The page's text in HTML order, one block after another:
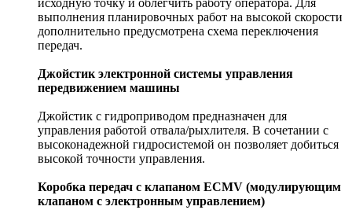
исходную точку и облегчить работу оператора. Для
выполнения планировочных работ на высокой скорости
дополнительно предусмотрена схема переключения
передач.
Джойстик электронной системы управления
передвижением машины
Джойстик с гидроприводом предназначен для
управления работой отвала/рыхлителя. В сочетании с
высоконадежной гидросистемой он позволяет добиться
высокой точности управления.
Коробка передач с клапаном ECMV (модулирующим
клапаном с электронным управлением)